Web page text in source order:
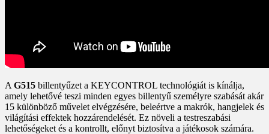
A G515 billentyűzet a KEYCONTROL technológiát is kínálja,
amely lehetővé teszi minden egyes billentyű személyre szabását akár
15 különböző művelet elvégzésére, beleértve a makrók, hangjelek és
világítási effektek hozzárendelését. Ez növeli a testreszabási
lehetőségeket és a kontrollt, előnyt biztosítva a játékosok számára.